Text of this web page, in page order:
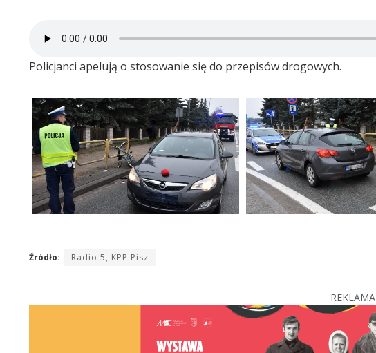
Policjanci apelują o stosowanie się do przepisów drogowych.
Źródło: Radio 5, KPP Pisz
REKLAMA